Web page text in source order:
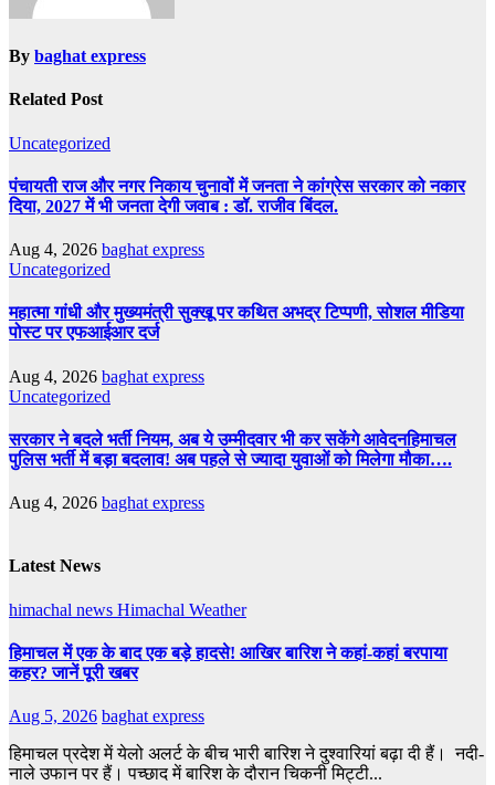
By baghat express
Related Post
Uncategorized
पंचायती राज और नगर निकाय चुनावों में जनता ने कांग्रेस सरकार को नकार
दिया, 2027 में भी जनता देगी जवाब : डॉ. राजीव बिंदल.
Aug 4, 2026 baghat express
Uncategorized
महात्मा गांधी और मुख्यमंत्री सुक्खू पर कथित अभद्र टिप्पणी, सोशल मीडिया
पोस्ट पर एफआईआर दर्ज
Aug 4, 2026 baghat express
Uncategorized
सरकार ने बदले भर्ती नियम, अब ये उम्मीदवार भी कर सकेंगे आवेदनहिमाचल
पुलिस भर्ती में बड़ा बदलाव! अब पहले से ज्यादा युवाओं को मिलेगा मौका….
Aug 4, 2026 baghat express
Latest News
himachal news Himachal Weather
हिमाचल में एक के बाद एक बड़े हादसे! आखिर बारिश ने कहां-कहां बरपाया
कहर? जानें पूरी खबर
Aug 5, 2026 baghat express
हिमाचल प्रदेश में येलो अलर्ट के बीच भारी बारिश ने दुश्वारियां बढ़ा दी हैं। नदी-
नाले उफान पर हैं। पच्छाद में बारिश के दौरान चिकनी मिट्टी...